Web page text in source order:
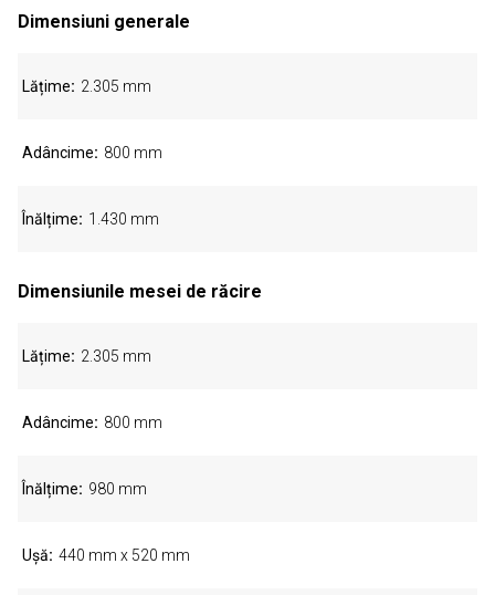
Dimensiuni generale
Lățime 2.305 mm
Adâncime 800 mm
Înălțime 1.430 mm
Dimensiunile mesei de răcire
Lățime 2.305 mm
Adâncime 800 mm
Înălțime 980 mm
Uşă 440 mm x 520 mm